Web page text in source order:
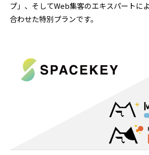
プ」、そしてWeb集客のエキスパートに
合わせた特別プランです。